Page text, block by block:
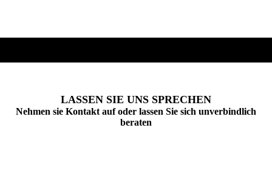
LASSEN SIE UNS SPRECHEN
Nehmen sie Kontakt auf oder lassen Sie sich unverbindlich
beraten